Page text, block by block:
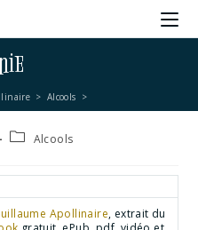
> Alcools >
Alcools
Apollinaire, extrait du